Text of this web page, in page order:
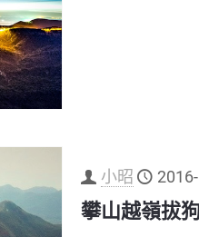
小昭
攀山越嶺拔